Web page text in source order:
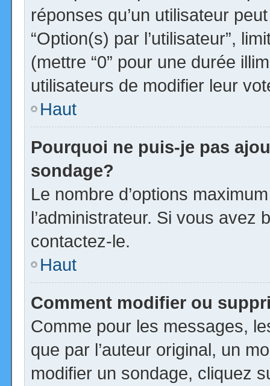
réponses qu’un utilisateur
“Option(s) par l’utilisateur”,
(mettre “0” pour une durée
utilisateurs de modifier leur
Haut
Pourquoi ne puis-je pas
sondage?
Le nombre d’options
l’administrateur. Si vous avez
contactez-le.
Haut
Comment modifier ou
Comme pour les messages,
que par l’auteur original, un
modifier un sondage, cliquez